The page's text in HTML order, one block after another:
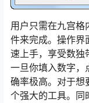
用户只需在九宫格
件来完成。操作界
速上手，享受数独
一旦你填入数字，
确率极高。对于想
个强大的工具。同